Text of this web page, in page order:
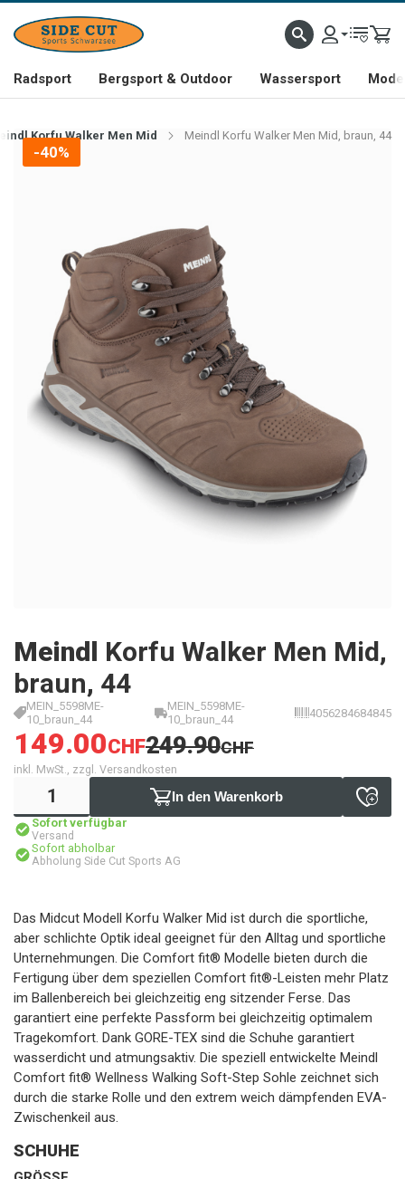
Radsport Bergsport & Outdoor Wassersport
Korfu Walker Men Mid Meindl Korfu Walker Men Mid, braun, 44
-40%
Meindl Korfu Walker Men Mid,
braun, 44
MEIN_5598ME-
10_braun_44
MEIN_5598ME-
10_braun_44
4056284684845
149.00CHF249.90CHF
inkl. MwSt., zzgl. Versandkosten
In den Warenkorb
Sofort verfügbar
Versand
Sofort abholbar
Abholung Side Cut Sports AG
Das Midcut Modell Korfu Walker Mid ist durch die sportliche,
aber schlichte Optik ideal geeignet für den Alltag und sportliche
Unternehmungen. Die Comfort fit® Modelle bieten durch die
Fertigung über dem speziellen Comfort fit®-Leisten mehr Platz
im Ballenbereich bei gleichzeitig eng sitzender Ferse. Das
garantiert eine perfekte Passform bei gleichzeitig optimalem
Tragekomfort. Dank GORE-TEX sind die Schuhe garantiert
wasserdicht und atmungsaktiv. Die speziell entwickelte Meindl
Comfort fit® Wellness Walking Soft-Step Sohle zeichnet sich
durch die starke Rolle und den extrem weich dämpfenden EVA-
Zwischenkeil aus.
SCHUHE